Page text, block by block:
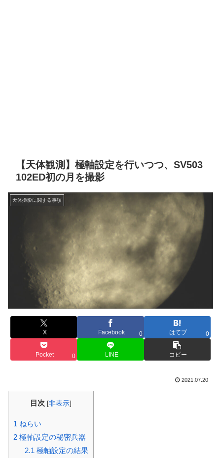
【天体観測】極軸設定を行いつつ、SV503
102ED初の月を撮影
天体撮影に関する事項
X Facebook 0 はてブ 0
Pocket 0 LINE コピー
2021.07.20
目次 [非表示]
1 ねらい
2 極軸設定の秘密兵器
2.1 極軸設定の結果